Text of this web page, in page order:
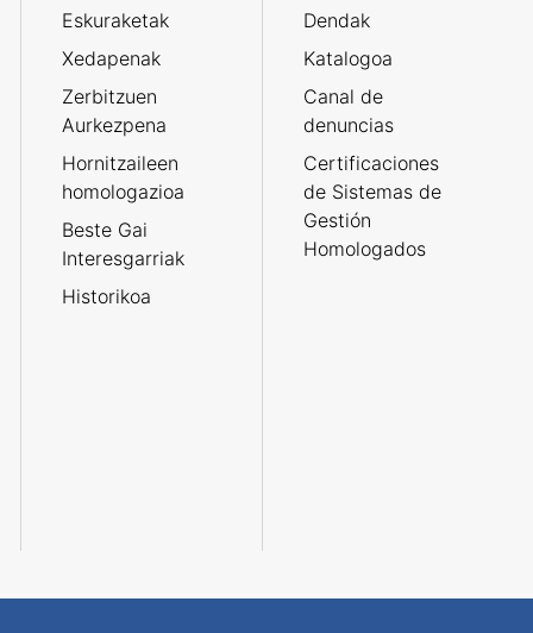
Eskuraketak
Xedapenak
Zerbitzuen
Aurkezpena
Hornitzaileen
homologazioa
Beste Gai
Interesgarriak
Historikoa
Dendak
Katalogoa
Canal de
denuncias
Certificaciones
de Sistemas de
Gestión
Homologados